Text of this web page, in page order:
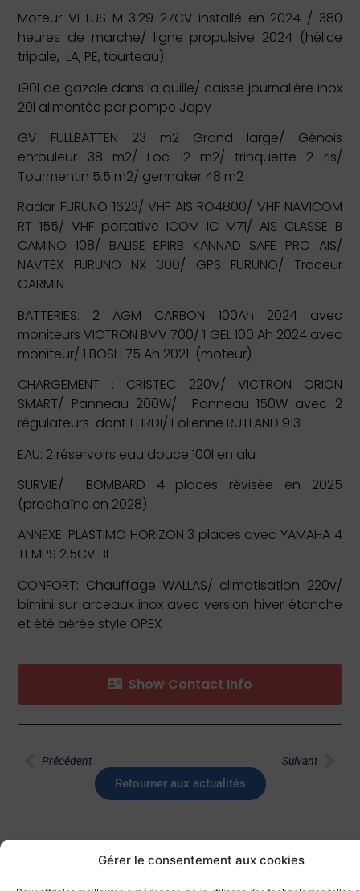
Gérer le consentement aux cookies
Moteur VETUS M 3.29 27CV installé en 2024 / 380
heures de marche/ ligne propulsive 2024 (hélice
tripale, LA, PE, tourteau)
190l de gazole dans la quille/ caisse journalière inox
20l alimentée par pompe Japy
GV FULLBATTEN 23 m2 Grand large/ Génois
enrouleur 38 m2/ Foc 12 m2/ trinquette 2 ris/
Tourmentin 5.5 m2/ gennaker 48 m2
Radar FURUNO 1623/ VHF AIS RO4800/ VHF NAVICOM
RT 155/ VHF portative ICOM IC M71/ AIS CLASSE B
CAMINO 108/ BALISE EPIRB KANNAD SAFE PRO AIS/
NAVTEX FURUNO NX 300/ GPS FURUNO/ Traceur
GARMIN
BATTERIES: 2 AGM CARBON 100Ah 2024 avec
moniteurs VICTRON BMV 700/ 1 GEL 100 Ah 2024 avec
moniteur/ 1 BOSH 75 Ah 2021 (moteur)
CHARGEMENT : CRISTEC 220V/ VICTRON ORION
SMART/ Panneau 200W/ Panneau 150W avec 2
régulateurs dont 1 HRDI/ Eolienne RUTLAND 913
EAU: 2 réservoirs eau douce 100l en alu
SURVIE/ BOMBARD 4 places révisée en 2025
(prochaîne en 2028)
ANNEXE: PLASTIMO HORIZON 3 places avec YAMAHA 4
TEMPS 2.5CV BF
CONFORT: Chauffage WALLAS/ climatisation 220v/
bimini sur arceaux inox avec version hiver étanche
et été aérée style OPEX
Show Contact Info
Précédent Suivant
Retourner aux actualités
Partager cet article